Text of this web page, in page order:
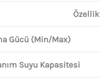
Özellik
Gücü (Min/Max)
Suyu Kapasitesi